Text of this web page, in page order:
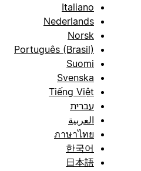
Italiano
Nederlands
Norsk
Português (Brasil)
Suomi
Svenska
Tiếng Việt
עברית
العربية
ภาษาไทย
한국어
日本語